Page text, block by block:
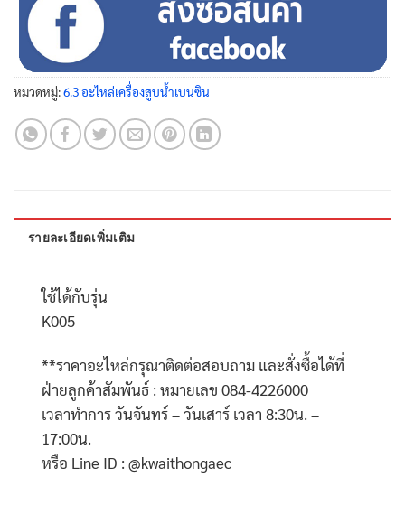
หมวดหมู่:6.3 อะไหล่เครื่องสูบน้ำเบนซิน
รายละเอียดเพิ่มเติม
ใช้ได้กับรุ่น
K005
**ราคาอะไหล่กรุณาติดต่อสอบถาม และสั่งซื้อได้ที่
ฝ่ายลูกค้าสัมพันธ์ : หมายเลข 084-4226000
เวลาทำการ วันจันทร์ – วันเสาร์ เวลา 8:30น. –
17:00น.
หรือ Line ID : @kwaithongaec